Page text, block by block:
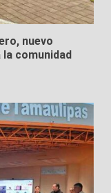
nuevo
comunidad